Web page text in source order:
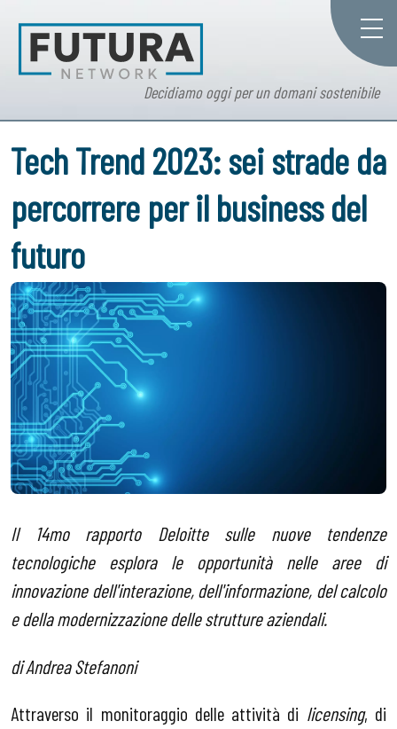
Decidiamo oggi per un domani sostenibile
Tech Trend 2023: sei strade da
percorrere per il business del
futuro
Il 14mo rapporto Deloitte sulle nuove tendenze
tecnologiche esplora le opportunità nelle aree di
innovazione dell'interazione, dell'informazione, del calcolo
e della modernizzazione delle strutture aziendali.
di Andrea Stefanoni
Attraverso il monitoraggio delle attività di licensing, di